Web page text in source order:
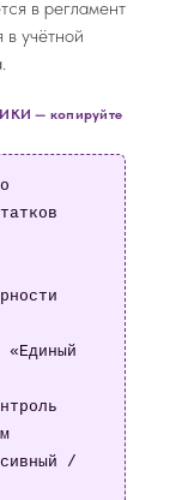
в регламент
в учётной
— копируйте